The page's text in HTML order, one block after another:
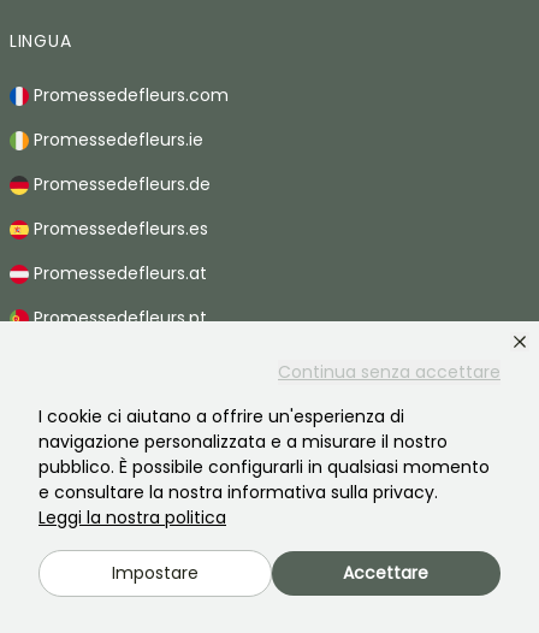
Continua senza accettare
I cookie ci aiutano a offrire un'esperienza di
navigazione personalizzata e a misurare il nostro
pubblico. È possibile configurarli in qualsiasi momento
e consultare la nostra informativa sulla privacy.
Leggi la nostra politica
Impostare Accettare
LINGUA
Promessedefleurs.com
Promessedefleurs.ie
Promessedefleurs.de
Promessedefleurs.es
Promessedefleurs.at
Promessedefleurs.pt
Promessedefleurs.be
Promessedefleurs.ch
2026 ©Promesse de fleurs - Tutti i diritti riservati.
Informazioni legali-Termini e condizioni
Informativa sulla privacy